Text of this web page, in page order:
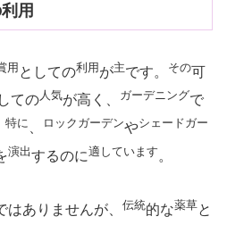
用
用としての利用が主です。 その可
ての 人気が高く、 ガーデニングで
特に 、 ロックガーデンやシェードガー
演出するのに適しています 。
はありませんが、 伝統的な薬草と